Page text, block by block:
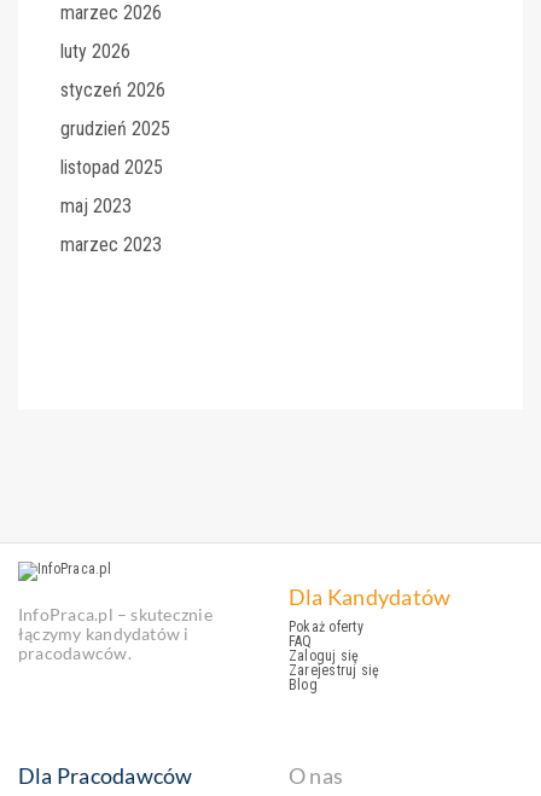
marzec 2026
luty 2026
styczeń 2026
grudzień 2025
listopad 2025
maj 2023
marzec 2023
InfoPraca.pl – skutecznie
łączymy kandydatów i
pracodawców.
Dla Kandydatów
Pokaż oferty
FAQ
Zaloguj się
Zarejestruj się
Blog
Dla Pracodawców O nas